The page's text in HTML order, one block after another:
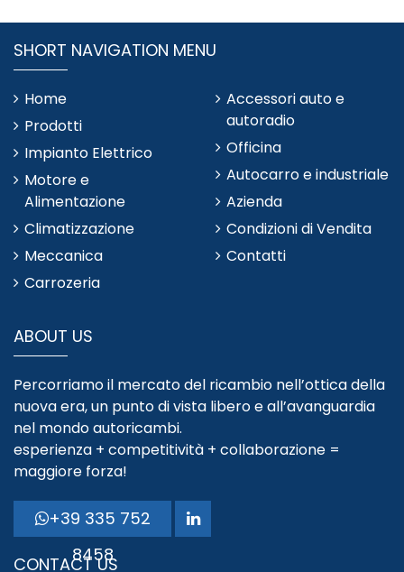
SHORT NAVIGATION MENU
Home
Prodotti
Impianto Elettrico
Motore e
Alimentazione
Climatizzazione
Meccanica
Carrozeria
Accessori auto e
autoradio
Officina
Autocarro e industriale
Azienda
Condizioni di Vendita
Contatti
ABOUT US
Percorriamo il mercato del ricambio nell’ottica della
nuova era, un punto di vista libero e all’avanguardia
nel mondo autoricambi.
esperienza + competitività + collaborazione =
maggiore forza!
+39 335 752
8458
CONTACT US